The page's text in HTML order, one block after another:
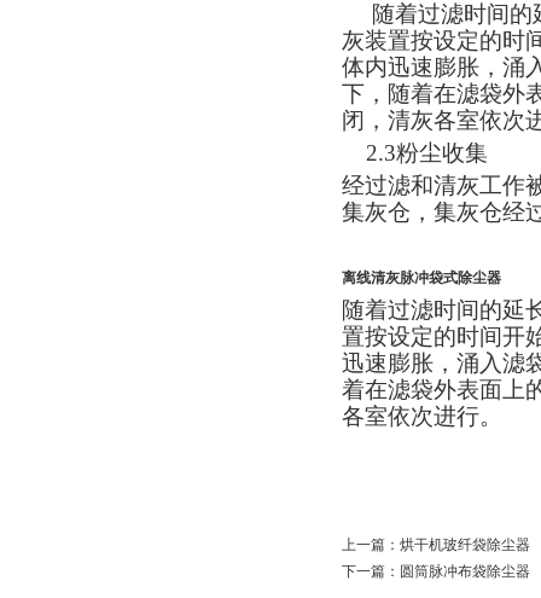
随着过滤时间
灰装置按设定的时
体内迅速膨胀，涌
下，随着在滤袋外
闭，清灰各室依次
2.3粉尘收集
经过滤和清灰工作
集灰仓，集灰仓经
离线清灰脉冲袋式除尘器
随着过滤时间的延
置按设定的时间开
迅速膨胀，涌入滤
着在滤袋外表面上
各室依次进行。
上一篇： 烘干机玻纤袋除尘器
下一篇： 圆筒脉冲布袋除尘器